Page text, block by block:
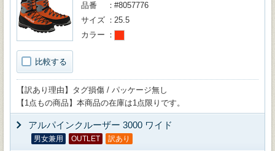
比較する
品番
#8057776
サイズ
25.5
カラー
【訳あり理由】タグ損傷 / パッケージ無し
【1点もの商品】本商品の在庫は1点限りです。
アルパインクルーザー 3000 ワイド
男女兼用 OUTLET 訳あり